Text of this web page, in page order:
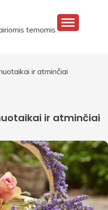
temomis
ir atminčiai
ir atminčiai